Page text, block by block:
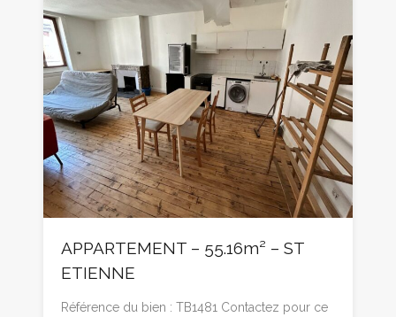
APPARTEMENT – 55.16m² – ST
ETIENNE
Référence du bien : TB1481 Contactez pour ce